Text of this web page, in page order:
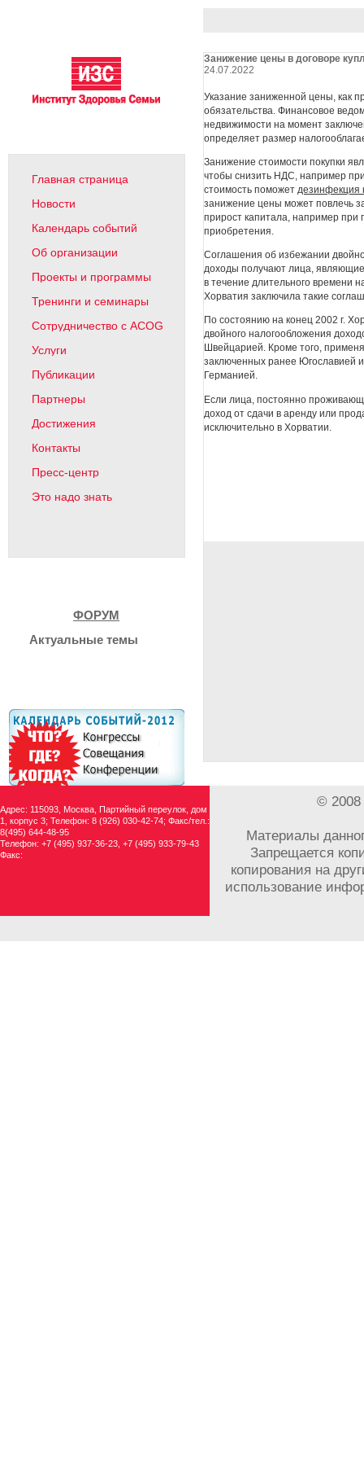
Главная страница
Новости
Календарь событий
Об организации
Проекты и программы
Тренинги и семинары
Сотрудничество с ACOG
Услуги
Публикации
Партнеры
Достижения
Контакты
Пресс-центр
Это надо знать
ФОРУМ
Актуальные темы
Занижение цены в договоре
24.07.2022
Указание заниженной цены, как
обязательства. Финансовое
недвижимости на момент
определяет размер
Занижение стоимости покупки
чтобы снизить НДС, например
стоимость поможетдезинфекция
занижение цены может повлечь
прирост капитала, например при
приобретения.
Соглашения об избежании
доходы получают лица,
в течение длительного времени
Хорватия заключила такие
По состоянию на конец 2002 г.
двойного налогообложения
Швейцарией. Кроме того,
заключенных ранее Югославией
Германией.
Если лица, постоянно
доход от сдачи в аренду или
исключительно в Хорватии.
Адрес: 115093, Москва, Партийный переулок, дом
1, корпус 3; Телефон: 8 (926) 030-42-74; Факс/тел.:
8(495) 644-48-95
Телефон: +7 (495) 937-36-23, +7 (495) 933-79-43
Факс:
© 2008
Материалы
Запрещается
копирования на
использование